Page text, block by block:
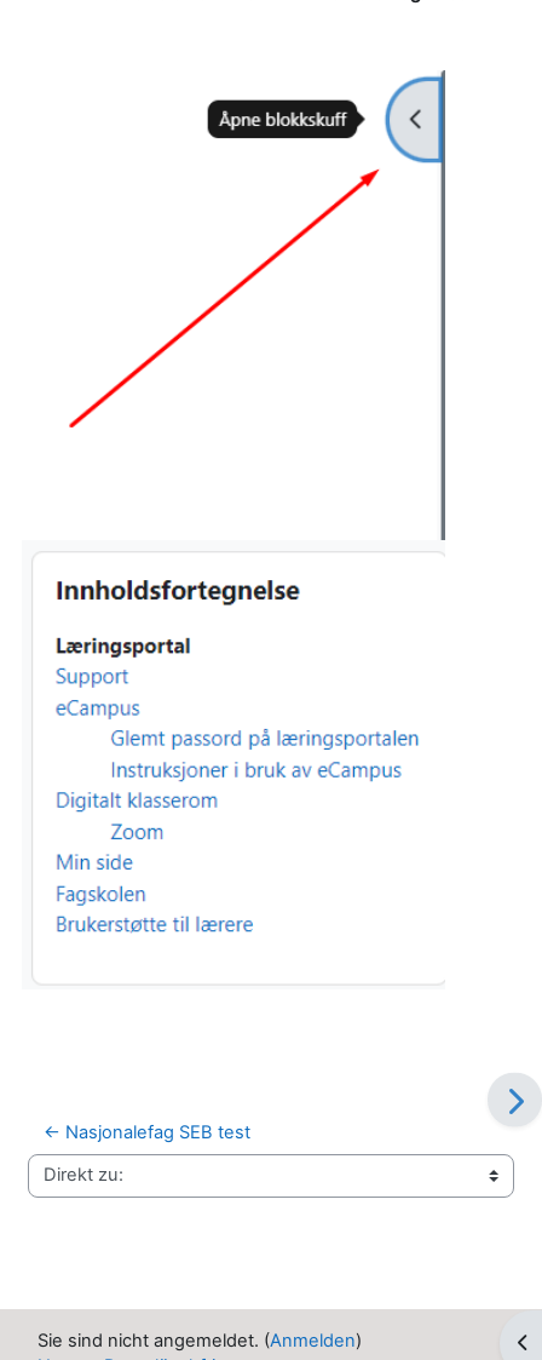
← Nasjonalefag SEB test
Direkt zu:
Sie sind nicht angemeldet. (Anmelden)